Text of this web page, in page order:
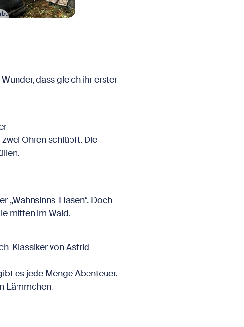
dass gleich ihr erster
Ohren schlüpft. Die
„Wahnsinns-Hasen“. Doch
mitten im Wald.
Klassiker von Astrid
es jede Menge Abenteuer.
Lämmchen.